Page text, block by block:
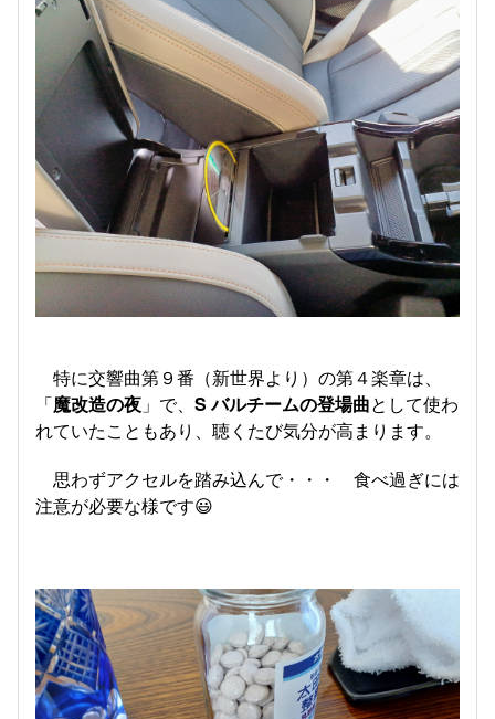
特に交響曲第９番（新世界より）の第４楽章は、
「魔改造の夜 」で、 S バルチームの登場曲として使わ
れていたこともあり、聴くたび気分が高まります。
思わずアクセルを踏み込んで・・・ 食べ過ぎには
注意が必要な様です😃